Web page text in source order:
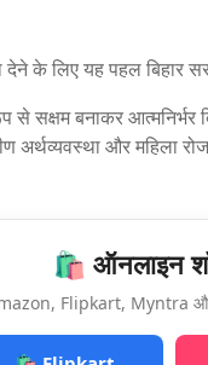
देने के लिए यह पहल बिहार
से सक्षम बनाकर
अर्थव्यवस्था और महिला
🛍️ ऑनलाइन
Flipkart, Myntra और